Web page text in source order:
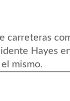
carreteras
Hayes
mismo.